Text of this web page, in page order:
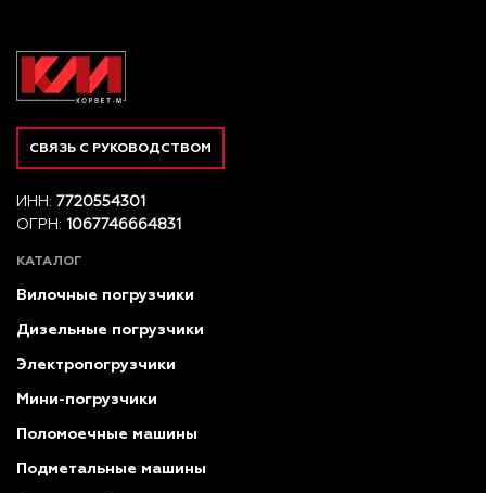
СВЯЗЬ С РУКОВОДСТВОМ
ИНН: 7720554301
ОГРН: 1067746664831
КАТАЛОГ
Вилочные погрузчики
Дизельные погрузчики
Электропогрузчики
Мини-погрузчики
Поломоечные машины
Подметальные машины